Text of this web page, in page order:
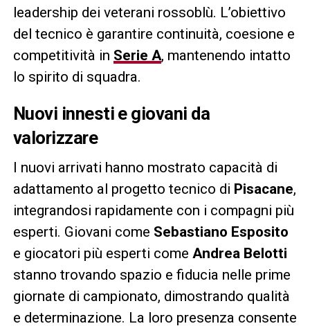
leadership dei veterani rossoblù. L’obiettivo
del tecnico è garantire continuità, coesione e
competitività in Serie A, mantenendo intatto
lo spirito di squadra.
Nuovi innesti e giovani da
valorizzare
I nuovi arrivati hanno mostrato capacità di
adattamento al progetto tecnico di Pisacane,
integrandosi rapidamente con i compagni più
esperti. Giovani come Sebastiano Esposito
e giocatori più esperti come Andrea Belotti
stanno trovando spazio e fiducia nelle prime
giornate di campionato, dimostrando qualità
e determinazione. La loro presenza consente